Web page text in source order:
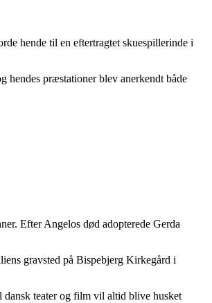
hende til en eftertragtet skuespillerinde i
hendes præstationer blev anerkendt både
Efter Angelos død adopterede Gerda
gravsted på Bispebjerg Kirkegård i
dansk teater og film vil altid blive husket